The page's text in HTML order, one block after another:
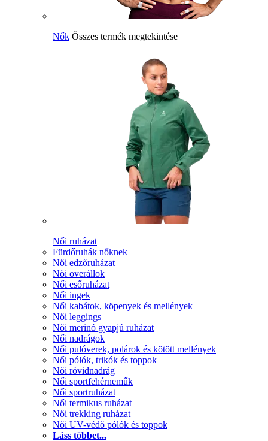
Nők Összes termék megtekintése
Női ruházat
Fürdőruhák nőknek
Női edzőruházat
Nöi overállok
Női esőruházat
Női ingek
Női kabátok, köpenyek és mellények
Női leggings
Női merinó gyapjú ruházat
Női nadrágok
Női pulóverek, polárok és kötött mellények
Női pólók, trikók és toppok
Női rövidnadrág
Női sportfehérneműk
Női sportruházat
Női termikus ruházat
Női trekking ruházat
Női UV-védő pólók és toppok
Láss többet...